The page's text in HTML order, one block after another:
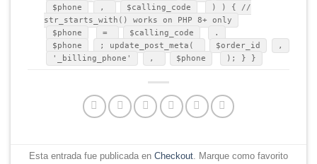
$phone
, $calling_code
) ) { //
str_starts_with() works on PHP 8+ only
$phone
= $calling_code
.
$phone
; update_post_meta( $order_id
,
'_billing_phone'
, $phone ); } }
Esta entrada fue publicada en Checkout. Marque como favorito